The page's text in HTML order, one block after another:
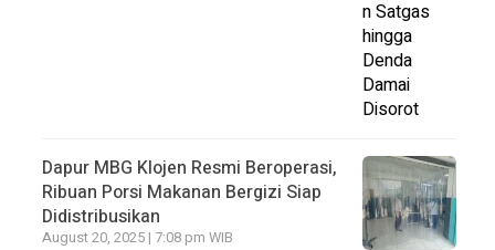
Dapur MBG Klojen Resmi Beroperasi,
Ribuan Porsi Makanan Bergizi Siap
Didistribusikan
August 20, 2025 | 7:08 pm WIB